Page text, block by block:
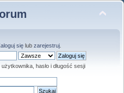
sięlub zarejestruj.
hasło i długość sesji